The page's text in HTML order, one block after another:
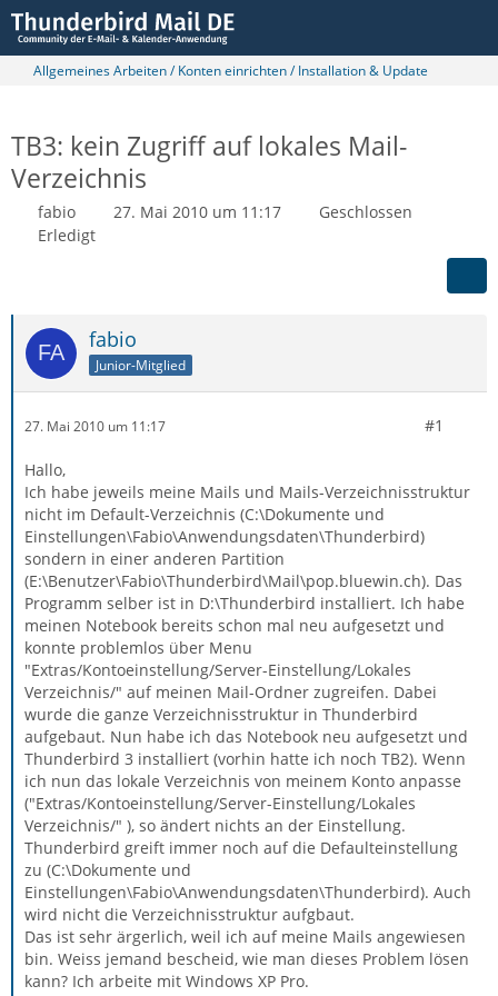
Allgemeines Arbeiten / Konten einrichten / Installation & Update
TB3: kein Zugriff auf lokales Mail-
Verzeichnis
fabio 27. Mai 2010 um 11:17
Geschlossen
Erledigt
fabio
Junior-Mitglied
27. Mai 2010 um 11:17 #1
Hallo,
Ich habe jeweils meine Mails und Mails-Verzeichnisstruktur
nicht im Default-Verzeichnis (C:\Dokumente und
Einstellungen\Fabio\Anwendungsdaten\Thunderbird)
sondern in einer anderen Partition
(E:\Benutzer\Fabio\Thunderbird\Mail\pop.bluewin.ch). Das
Programm selber ist in D:\Thunderbird installiert. Ich habe
meinen Notebook bereits schon mal neu aufgesetzt und
konnte problemlos über Menu
"Extras/Kontoeinstellung/Server-Einstellung/Lokales
Verzeichnis/" auf meinen Mail-Ordner zugreifen. Dabei
wurde die ganze Verzeichnisstruktur in Thunderbird
aufgebaut. Nun habe ich das Notebook neu aufgesetzt und
Thunderbird 3 installiert (vorhin hatte ich noch TB2). Wenn
ich nun das lokale Verzeichnis von meinem Konto anpasse
("Extras/Kontoeinstellung/Server-Einstellung/Lokales
Verzeichnis/" ), so ändert nichts an der Einstellung.
Thunderbird greift immer noch auf die Defaulteinstellung
zu (C:\Dokumente und
Einstellungen\Fabio\Anwendungsdaten\Thunderbird). Auch
wird nicht die Verzeichnisstruktur aufgbaut.
Das ist sehr ärgerlich, weil ich auf meine Mails angewiesen
bin. Weiss jemand bescheid, wie man dieses Problem lösen
kann? Ich arbeite mit Windows XP Pro.